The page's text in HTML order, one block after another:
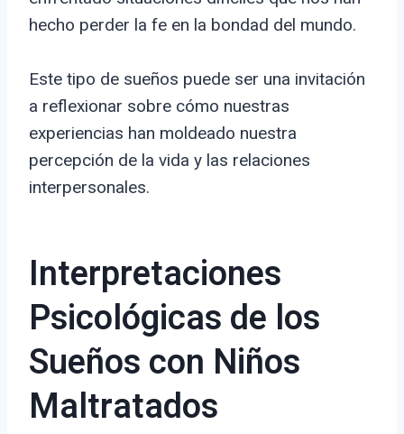
hecho perder la fe en la bondad del mundo.
Este tipo de sueños puede ser una invitación
a reflexionar sobre cómo nuestras
experiencias han moldeado nuestra
percepción de la vida y las relaciones
interpersonales.
Interpretaciones
Psicológicas de los
Sueños con Niños
Maltratados